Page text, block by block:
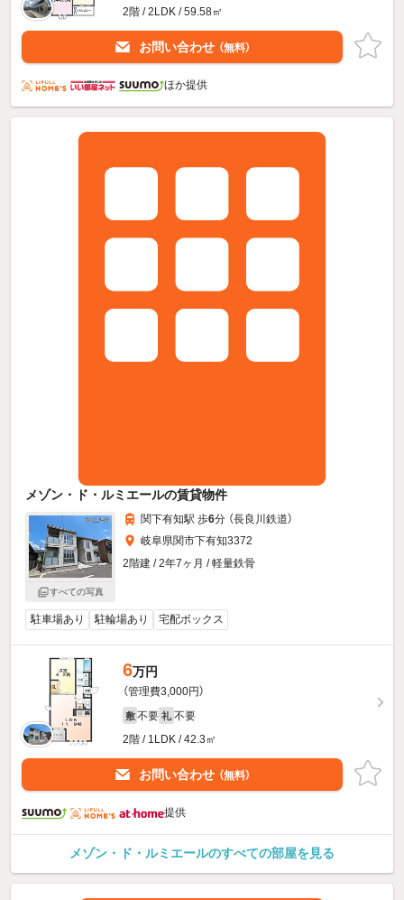
2階 / 2LDK / 59.58㎡
お問い合わせ （無料）
ほか提供
メゾン・ド・ルミエールの賃貸物件
すべての写真
関下有知駅 歩6分 （長良川鉄道）
岐阜県関市下有知3372
2階建 / 2年7ヶ月 / 軽量鉄骨
駐車場あり 駐輪場あり 宅配ボックス
6万円
（管理費3,000円）
敷 不要 礼 不要
2階 / 1LDK / 42.3㎡
お問い合わせ （無料）
提供
メゾン・ド・ルミエールのすべての部屋を見る